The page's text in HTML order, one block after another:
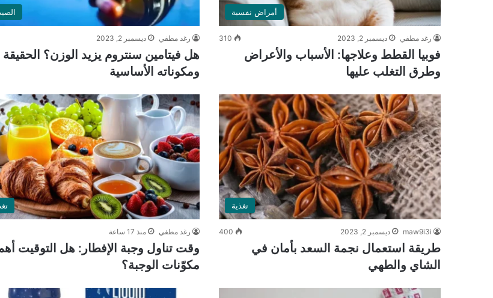
أمراض نفسية
رغد مطفي ديسمبر 2, 2023 310
فوبيا القطط وعلاجها: الأسباب والأعراض
وطرق التغلب عليها
رغد مطفي ديسمبر 2, 2023
هل فيتامين سنتروم يزيد الوزن؟ الحقيقة
ومكوناته الأساسية
تغذية
maw9i3i ديسمبر 2, 2023 400
طريقة استعمال نجمة السعد بأمان في
الشاي والطهي
رغد مطفي منذ 17 ساعة
وقت تناول وجبة الإفطار: هل التوقيت
مكوّنات الوجبة؟